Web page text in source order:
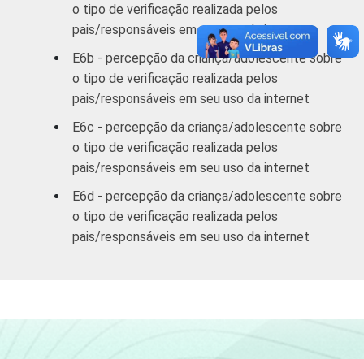
o tipo de verificação realizada pelos
pais/responsáveis em seu uso da internet
E6b - percepção da criança/adolescente sobre
o tipo de verificação realizada pelos
pais/responsáveis em seu uso da internet
E6c - percepção da criança/adolescente sobre
o tipo de verificação realizada pelos
pais/responsáveis em seu uso da internet
E6d - percepção da criança/adolescente sobre
o tipo de verificação realizada pelos
pais/responsáveis em seu uso da internet